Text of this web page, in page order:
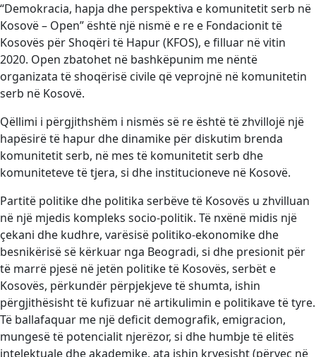
“Demokracia, hapja dhe perspektiva e komunitetit serb në
Kosovë – Open” është një nismë e re e Fondacionit të
Kosovës për Shoqëri të Hapur (KFOS), e filluar në vitin
2020. Open zbatohet në bashkëpunim me nëntë
organizata të shoqërisë civile që veprojnë në komunitetin
serb në Kosovë.
Qëllimi i përgjithshëm i nismës së re është të zhvillojë një
hapësirë të hapur dhe dinamike për diskutim brenda
komunitetit serb, në mes të komunitetit serb dhe
komuniteteve të tjera, si dhe institucioneve në Kosovë.
Partitë politike dhe politika serbëve të Kosovës u zhvilluan
në një mjedis kompleks socio-politik. Të nxënë midis një
çekani dhe kudhre, varësisë politiko-ekonomike dhe
besnikërisë së kërkuar nga Beogradi, si dhe presionit për
të marrë pjesë në jetën politike të Kosovës, serbët e
Kosovës, përkundër përpjekjeve të shumta, ishin
përgjithësisht të kufizuar në artikulimin e politikave të tyre.
Të ballafaquar me një deficit demografik, emigracion,
mungesë të potencialit njerëzor, si dhe humbje të elitës
intelektuale dhe akademike, ata ishin kryesisht (përveç në